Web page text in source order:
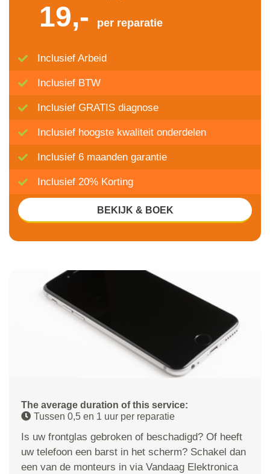
The average duration of this service:
Tussen 0,5 en 1 uur per reparatie
Is uw frontglas gebroken of beschadigd? Of heeft
uw telefoon een barst in het scherm? Schakel dan
een van de monteurs in via Vandaag Elektronica
19,- per reparatie
Inclusief Arbeid
Inclusief BTW
Inclusief GRATIS diagnose
Inclusief hoogste kwaliteit onderdelen
Inclusief 6 maanden garantie
Inclusief 20% Korting
BEKIJK & BOEK